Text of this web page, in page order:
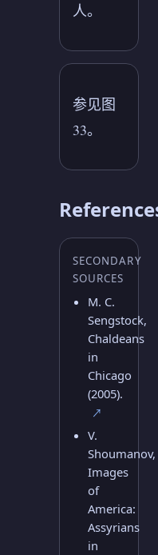
人。
参见图
33。
SECONDARY
SOURCES
M. C.
Sengstock,
Chaldeans
in
Chicago
(2005).
↗
V.
Shoumanov,
Images
of
America:
Assyrians
in